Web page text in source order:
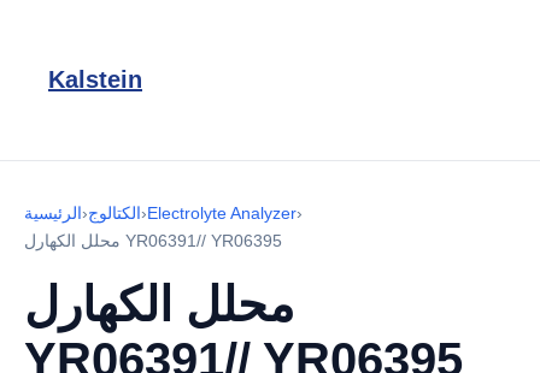
Kalstein
الرئيسية›الكتالوج›Electrolyte Analyzer›
محلل الكهارل YR06391// YR06395
محلل الكهارل
YR06391// YR06395